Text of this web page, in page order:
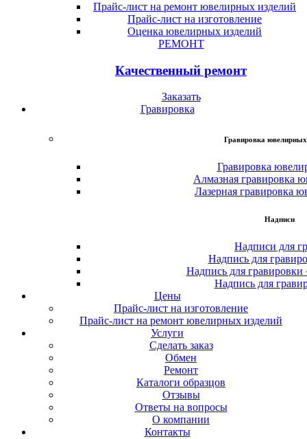
Прайс-лист на ремонт ювелирных изделий
Прайс-лист на изготовление
Оценка ювелирных изделий
РЕМОНТ
Качественный ремонт
Заказать
Гравировка
Гравировка ювелирных
Гравировка
Алмазная гравировка
Лазерная гравировка
Надписи
Надписи для
Надпись для
Надпись для
Надпись для
Цены
Прайс-лист на изготовление
Прайс-лист на ремонт ювелирных изделий
Услуги
Сделать заказ
Обмен
Ремонт
Каталоги образцов
Отзывы
Ответы на вопросы
О компании
Контакты